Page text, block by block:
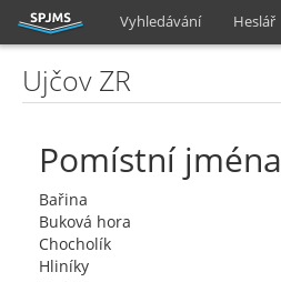
Vyhledávání Heslář
Ujčov ZR
Pomístní jména
Bařina
Buková hora
Chocholík
Hliníky